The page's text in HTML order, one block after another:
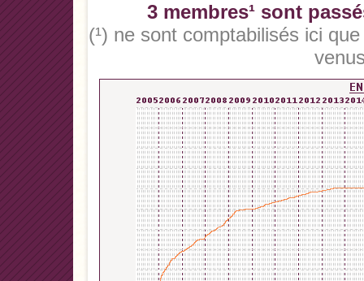
3 membres¹ sont
(¹) ne sont comptabilisés ici